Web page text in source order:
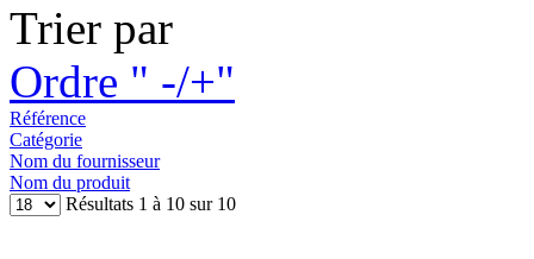
Trier par
Ordre " -/+"
Référence
Catégorie
Nom du fournisseur
Nom du produit
Résultats 1 à 10 sur 10